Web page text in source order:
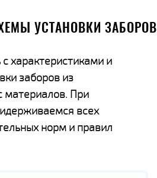
УСТАНОВКИ ЗАБОРОВ
характеристиками и
заборов из
материалов. При
всех
норм и правил